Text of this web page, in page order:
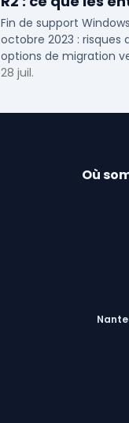
savoir
Fin de support
octobre 2023 : risques
options de migration
pour TPE, PME et ETI.
28 juil.
Où